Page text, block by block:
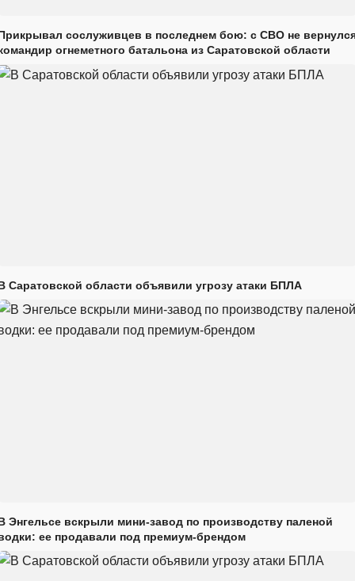
сослуживцев в последнем бою: с СВО не
огнеметного батальона из Саратовской области
Саратовской области объявили угрозу атаки БПЛА
Энгельсе вскрыли мини-завод по производству паленой
ее продавали под премиум-брендом